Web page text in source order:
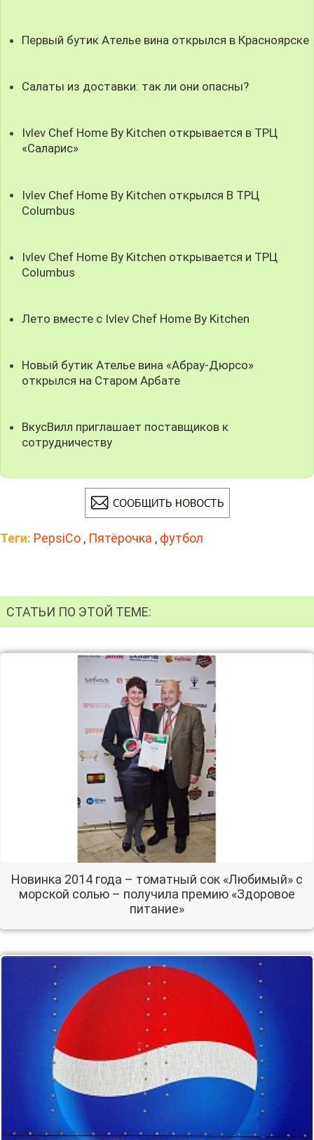
Первый бутик Ателье вина открылся в Красноярске
Салаты из доставки: так ли они опасны?
Ivlev Chef Home By Kitchen открывается в ТРЦ
«Саларис»
Ivlev Chef Home By Kitchen открылся В ТРЦ
Columbus
Ivlev Chef Home By Kitchen открывается и ТРЦ
Columbus
Лето вместе с Ivlev Chef Home By Kitchen
Новый бутик Ателье вина «Абрау-Дюрсо»
открылся на Старом Арбате
ВкусВилл приглашает поставщиков к
сотрудничеству
Теги: PepsiCo , Пятёрочка , футбол
СТАТЬИ ПО ЭТОЙ ТЕМЕ:
Новинка 2014 года – томатный сок «Любимый» с
морской солью – получила премию «Здоровое
питание»